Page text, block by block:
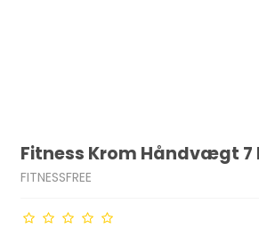
Fitness Krom Håndvægt 7
FITNESSFREE